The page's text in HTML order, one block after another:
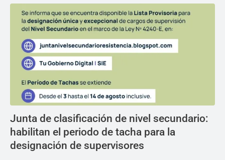
Junta de clasificación de nivel secundario:
habilitan el periodo de tacha para la
designación de supervisores